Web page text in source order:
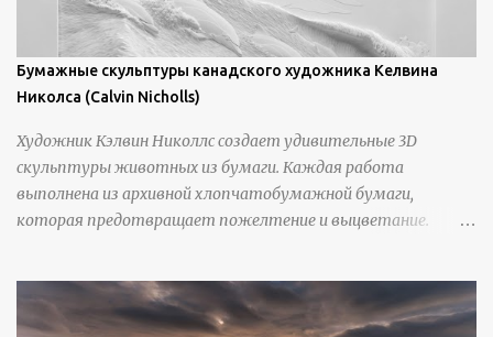
Бумажные скульптуры канадского художника Келвина
Николса (Calvin Nicholls)
Художник Кэлвин Николлс создает удивительные 3D
скульптуры животных из бумаги. Каждая работа
выполнена из архивной хлопчатобумажной бумаги,
которая предотвращает пожелтение и выцветание.
инструменты для текстурирования, чтобы точно
вылепить каждую деталь. источник